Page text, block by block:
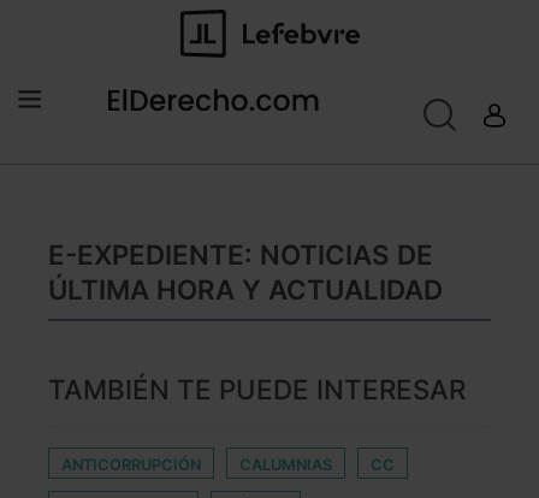
E-EXPEDIENTE: NOTICIAS DE
ÚLTIMA HORA Y ACTUALIDAD
TAMBIÉN TE PUEDE INTERESAR
ANTICORRUPCIÓN CALUMNIAS CC